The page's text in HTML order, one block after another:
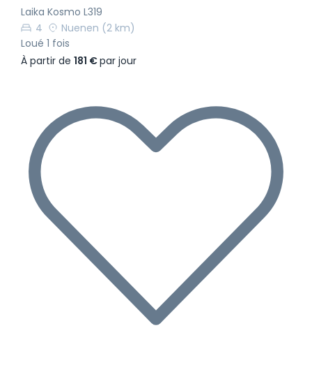
Laika Kosmo L319
4
Nuenen (2 km)
Loué 1 fois
À partir de 181 €par jour